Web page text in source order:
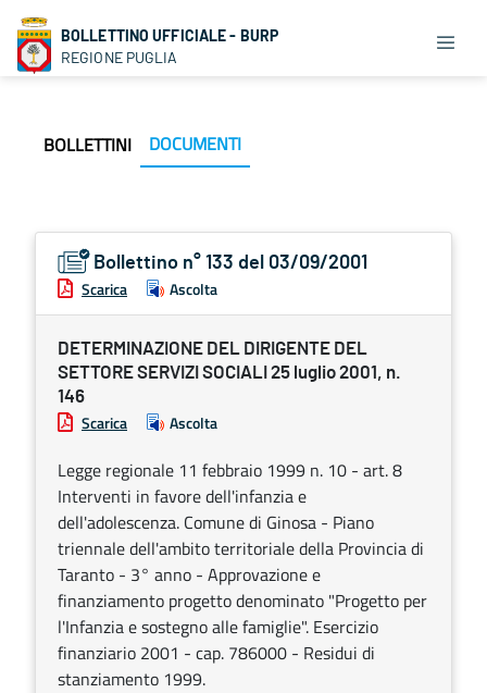
BOLLETTINO UFFICIALE - BURP
REGIONE PUGLIA
BOLLETTINI DOCUMENTI
Bollettino n° 133 del 03/09/2001
Scarica Ascolta
DETERMINAZIONE DEL DIRIGENTE DEL
SETTORE SERVIZI SOCIALI 25 luglio 2001, n.
146
Scarica Ascolta
Legge regionale 11 febbraio 1999 n. 10 - art. 8
Interventi in favore dell'infanzia e
dell'adolescenza. Comune di Ginosa - Piano
triennale dell'ambito territoriale della Provincia di
Taranto - 3° anno - Approvazione e
finanziamento progetto denominato "Progetto per
l'Infanzia e sostegno alle famiglie". Esercizio
finanziario 2001 - cap. 786000 - Residui di
stanziamento 1999.